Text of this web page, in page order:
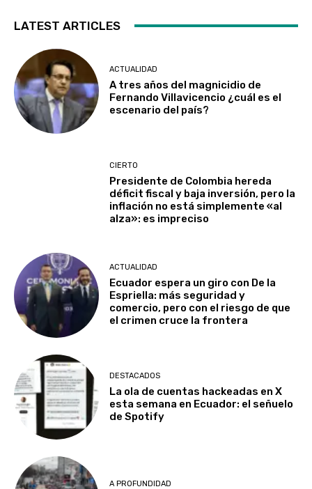
LATEST ARTICLES
ACTUALIDAD
A tres años del magnicidio de
Fernando Villavicencio ¿cuál es el
escenario del país?
CIERTO
Presidente de Colombia hereda
déficit fiscal y baja inversión, pero la
inflación no está simplemente «al
alza»: es impreciso
ACTUALIDAD
Ecuador espera un giro con De la
Espriella: más seguridad y
comercio, pero con el riesgo de que
el crimen cruce la frontera
DESTACADOS
La ola de cuentas hackeadas en X
esta semana en Ecuador: el señuelo
de Spotify
A PROFUNDIDAD